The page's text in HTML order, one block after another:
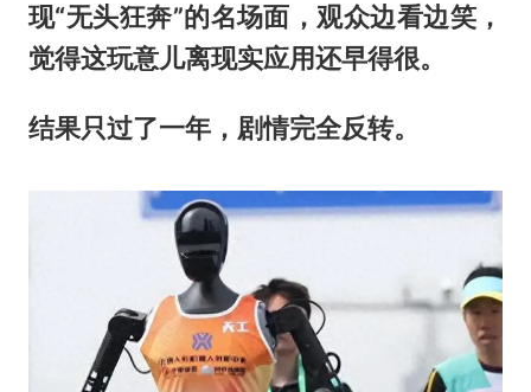
现“无头狂奔”的名场面，观众边看边笑，
觉得这玩意儿离现实应用还早得很。
结果只过了一年，剧情完全反转。